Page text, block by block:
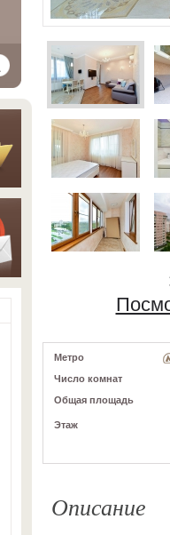
Метро
Число комнат
Общая площадь
Этаж
Описание